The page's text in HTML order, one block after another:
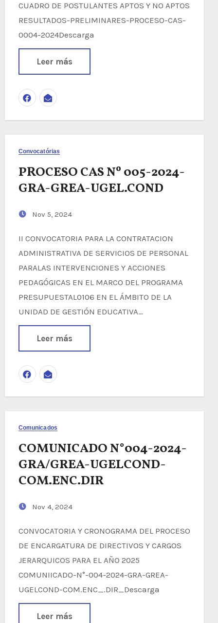
CUADRO DE POSTULANTES APTOS Y NO APTOS
RESULTADOS-PRELIMINARES-PROCESO-CAS-
0004-2024Descarga
Leer más
Convocatórias
PROCESO CAS Nº 005-2024-
GRA-GREA-UGEL.COND
Nov 5, 2024
II CONVOCATORIA PARA LA CONTRATACION
ADMINISTRATIVA DE SERVICIOS DE PERSONAL
PARALAS INTERVENCIONES Y ACCIONES
PEDAGÓGICAS EN EL MARCO DEL PROGRAMA
PRESUPUESTAL0106 EN EL ÁMBITO DE LA
UNIDAD DE GESTIÓN EDUCATIVA…
Leer más
Comunicados
COMUNICADO N°004-2024-
GRA/GREA-UGELCOND-
COM.ENC.DIR
Nov 4, 2024
CONVOCATORIA Y CRONOGRAMA DEL PROCESO
DE ENCARGATURA DE DIRECTIVOS Y CARGOS
JERARQUICOS PARA EL AÑO 2025
COMUNIICADO-N°-004-2024-GRA-GREA-
UGELCOND-COM.ENC_.DIR_Descarga
Leer más